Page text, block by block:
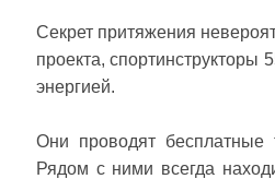
Секрет притяжения
проекта,
энергией.
Они проводят бесплатные
Рядом с ними всегда